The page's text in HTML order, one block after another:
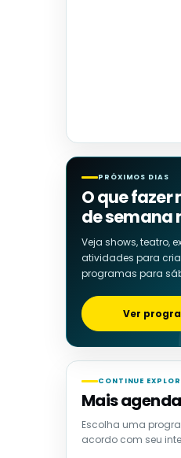
PRÓXIMOS DIAS
O que fazer
de semana
Veja shows, teatro,
atividades para
programas para
Ver
CONTINUE
Mais
Escolha uma
acordo com seu